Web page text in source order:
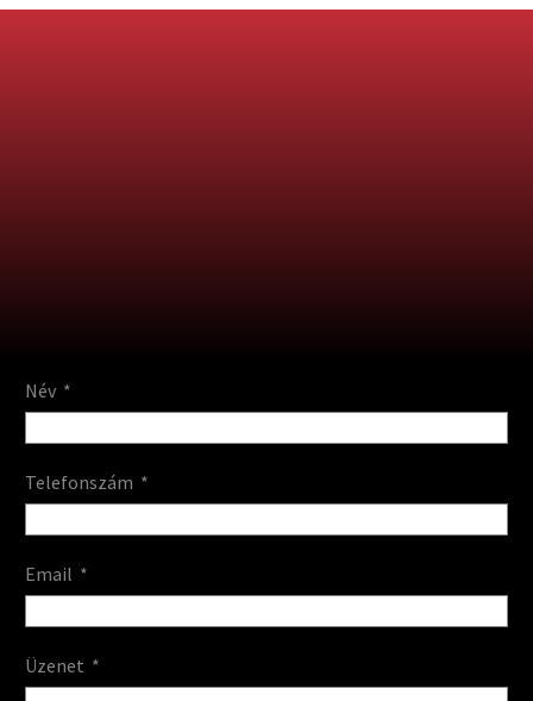
Név
Telefonszám
Email
Üzenet